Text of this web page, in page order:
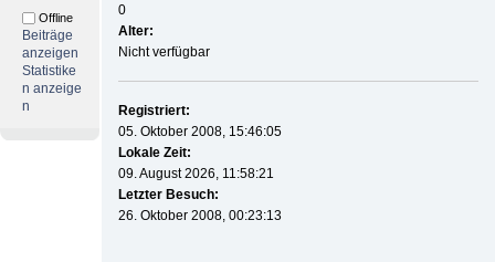
Offline
Beiträge
anzeigen
Statistike
n anzeige
n
0
Alter:
Nicht verfügbar
Registriert:
05. Oktober 2008, 15:46:05
Lokale Zeit:
09. August 2026, 11:58:21
Letzter Besuch:
26. Oktober 2008, 00:23:13